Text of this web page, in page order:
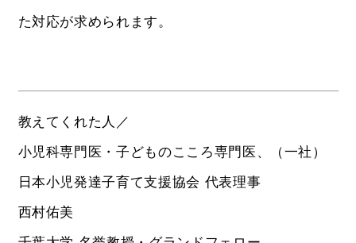
た対応が求められます。
教えてくれた人／
小児科専門医・子どものこころ専門医、（一社）
日本小児発達子育て支援協会 代表理事
西村佑美